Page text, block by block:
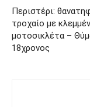
Περιστέρι:
τροχαίο με
μοτοσικλέτα –
18χρονος